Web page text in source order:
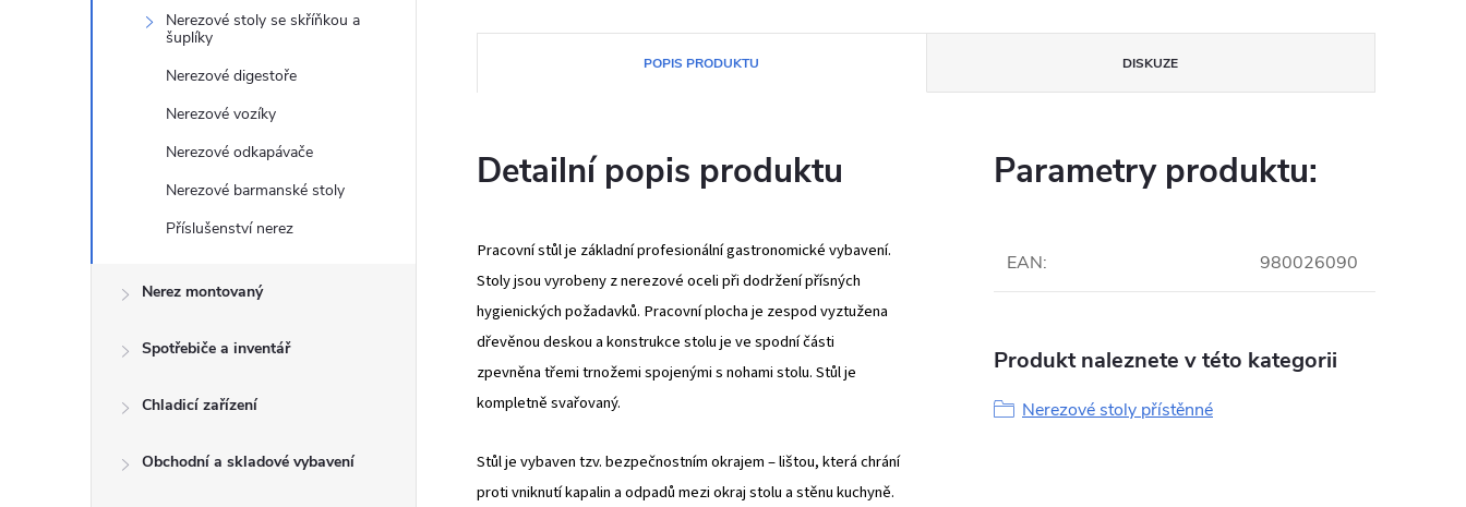
Nerezové stoly se skříňkou a
šuplíky
Nerezové digestoře
Nerezové vozíky
Nerezové odkapávače
Nerezové barmanské stoly
Příslušenství nerez
Nerez montovaný
Spotřebiče a inventář
Chladicí zařízení
Obchodní a skladové vybavení
POPIS PRODUKTU DISKUZE
Detailní popis produktu
Pracovní stůl je základní profesionální gastronomické vybavení.
Stoly jsou vyrobeny z nerezové oceli při dodržení přísných
hygienických požadavků. Pracovní plocha je zespod vyztužena
dřevěnou deskou a konstrukce stolu je ve spodní části
zpevněna třemi trnožemi spojenými s nohami stolu. Stůl je
kompletně svařovaný.
Stůl je vybaven tzv. bezpečnostním okrajem – lištou, která chrání
proti vniknutí kapalin a odpadů mezi okraj stolu a stěnu kuchyně.
Parametry produktu:
EAN: 980026090
Produkt naleznete v této kategorii
Nerezové stoly přístěnné